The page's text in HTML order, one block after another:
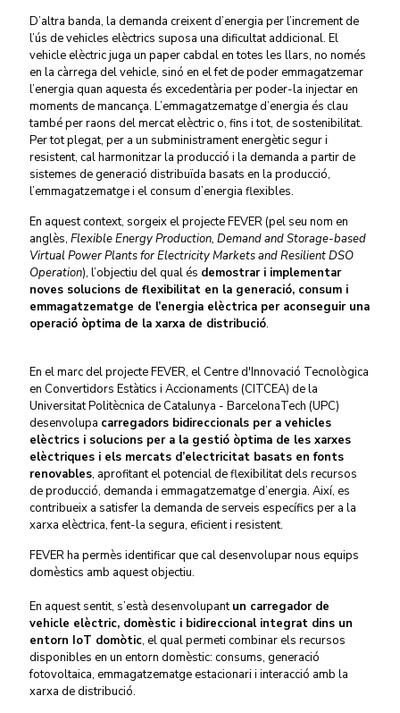
D’altra banda, la demanda creixent d’energia per l’increment de
l’ús de vehicles elèctrics suposa una dificultat addicional. El
vehicle elèctric juga un paper cabdal en totes les llars, no només
en la càrrega del vehicle, sinó en el fet de poder emmagatzemar
l’energia quan aquesta és excedentària per poder-la injectar en
moments de mancança. L’emmagatzematge d’energia és clau
també per raons del mercat elèctric o, fins i tot, de sostenibilitat.
Per tot plegat, per a un subministrament energètic segur i
resistent, cal harmonitzar la producció i la demanda a partir de
sistemes de generació distribuïda basats en la producció,
l’emmagatzematge i el consum d’energia flexibles.
En aquest context, sorgeix el projecte FEVER (pel seu nom en
anglès, Flexible Energy Production, Demand and Storage-based
Virtual Power Plants for Electricity Markets and Resilient DSO
Operation), l’objectiu del qual és demostrar i implementar
noves solucions de flexibilitat en la generació, consum i
emmagatzematge de l’energia elèctrica per aconseguir una
operació òptima de la xarxa de distribució.
En el marc del projecte FEVER, el Centre d'Innovació Tecnològica
en Convertidors Estàtics i Accionaments (CITCEA) de la
Universitat Politècnica de Catalunya - BarcelonaTech (UPC)
desenvolupa carregadors bidireccionals per a vehicles
elèctrics i solucions per a la gestió òptima de les xarxes
elèctriques i els mercats d’electricitat basats en fonts
renovables, aprofitant el potencial de flexibilitat dels recursos
de producció, demanda i emmagatzematge d’energia. Així, es
contribueix a satisfer la demanda de serveis específics per a la
xarxa elèctrica, fent-la segura, eficient i resistent.
FEVER ha permès identificar que cal desenvolupar nous equips
domèstics amb aquest objectiu.
En aquest sentit, s’està desenvolupantun carregador de
vehicle elèctric, domèstic i bidireccional integrat dins un
entorn IoT domòtic, el qual permeti combinar els recursos
disponibles en un entorn domèstic: consums, generació
fotovoltaica, emmagatzematge estacionari i interacció amb la
xarxa de distribució.